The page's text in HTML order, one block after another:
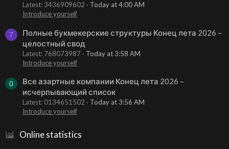
Latest: 3436909602
Today at 4:00 AM
Introduce yourself
7
Полные букмекерские структуры Конец лета 2026 –
целостный свод
Latest: 768073987
Today at 3:58 AM
Introduce yourself
0
Все азартные компании Конец лета 2026 –
исчерпывающий список
Latest: 0134651502
Today at 3:56 AM
Introduce yourself
Online statistics